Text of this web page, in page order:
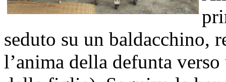
seduto su un baldacchino,
l’anima della defunta